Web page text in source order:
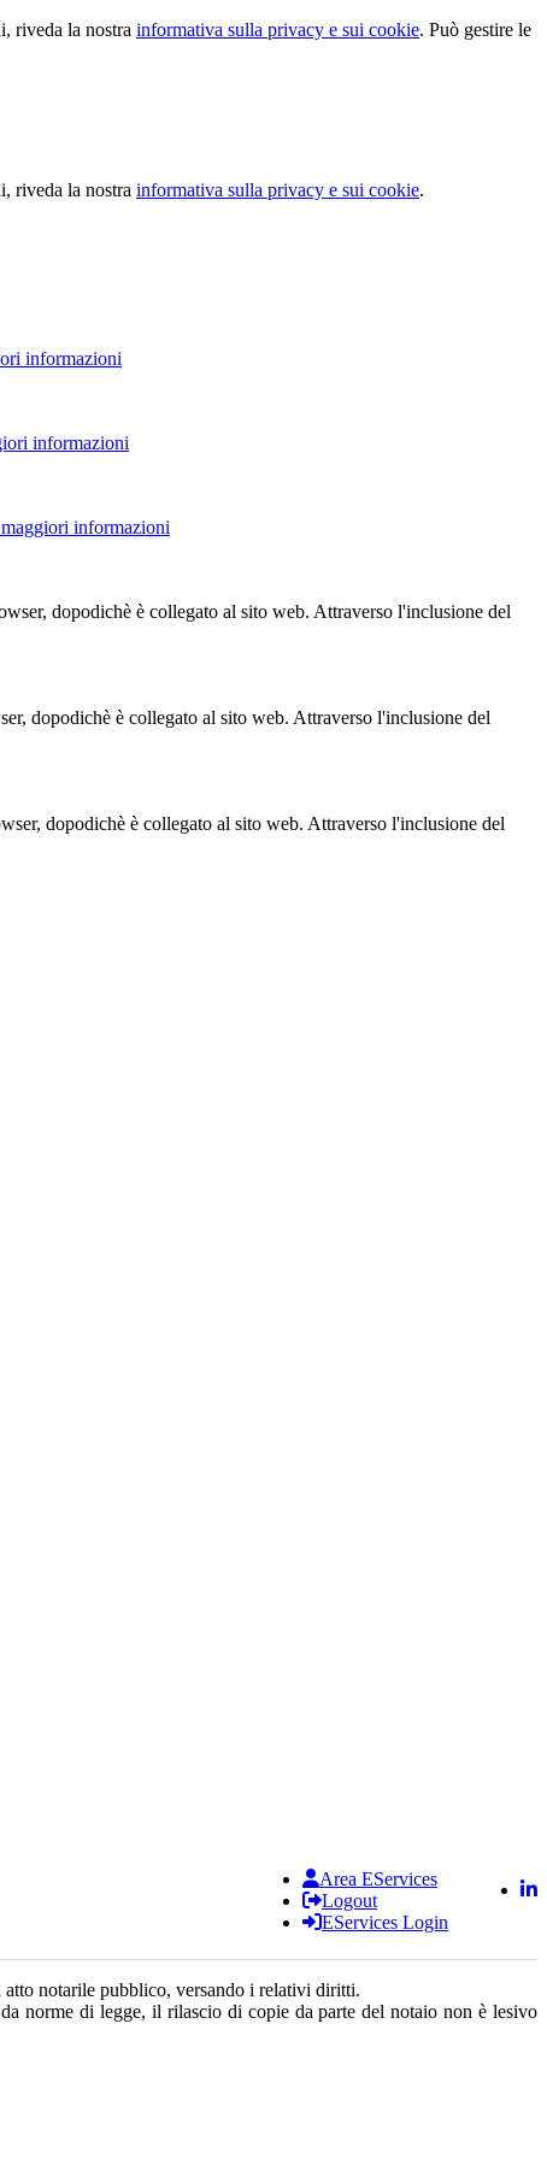
riveda la nostra informativa sulla privacy e sui cookie. Può gestire le
riveda la nostra informativa sulla privacy e sui cookie.
informazioni
informazioni
informazioni
dopodichè è collegato al sito web. Attraverso l'inclusione del
dopodichè è collegato al sito web. Attraverso l'inclusione del
dopodichè è collegato al sito web. Attraverso l'inclusione del
Area EServices
Logout
EServices Login
atto notarile pubblico, versando i relativi diritti.
norme di legge, il rilascio di copie da parte del notaio non è lesivo